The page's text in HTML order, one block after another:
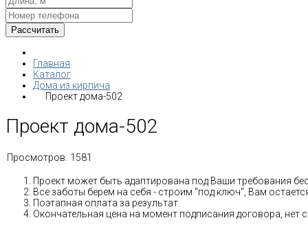
Главная
Каталог
Дома из кирпича
Проект дома-502
Проект дома-502
Просмотров: 1581
Проект может быть адаптирована под Ваши требования
Все заботы берем на себя - строим "под ключ", Вам
Поэтапная оплата за результат.
Окончательная цена на момент подписания договора, нет